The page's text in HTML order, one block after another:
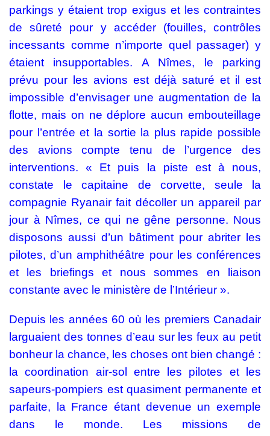
parkings y étaient trop exigus et les contraintes
de sûreté pour y accéder (fouilles, contrôles
incessants comme n’importe quel passager) y
étaient insupportables. A Nîmes, le parking
prévu pour les avions est déjà saturé et il est
impossible d’envisager une augmentation de la
flotte, mais on ne déplore aucun embouteillage
pour l’entrée et la sortie la plus rapide possible
des avions compte tenu de l’urgence des
interventions. « Et puis la piste est à nous,
constate le capitaine de corvette, seule la
compagnie Ryanair fait décoller un appareil par
jour à Nîmes, ce qui ne gêne personne. Nous
disposons aussi d’un bâtiment pour abriter les
pilotes, d’un amphithéâtre pour les conférences
et les briefings et nous sommes en liaison
constante avec le ministère de l’Intérieur ».
Depuis les années 60 où les premiers Canadair
larguaient des tonnes d’eau sur les feux au petit
bonheur la chance, les choses ont bien changé :
la coordination air-sol entre les pilotes et les
sapeurs-pompiers est quasiment permanente et
parfaite, la France étant devenue un exemple
dans le monde. Les missions de